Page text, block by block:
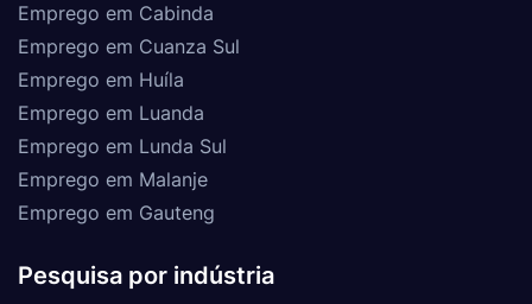
Emprego em Cabinda
Emprego em Cuanza Sul
Emprego em Huíla
Emprego em Luanda
Emprego em Lunda Sul
Emprego em Malanje
Emprego em Gauteng
Pesquisa por indústria